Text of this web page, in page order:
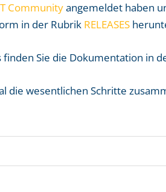
Communityangemeldet haben
in der Rubrik RELEASES
Sie die Dokumentation in
die wesentlichen Schritte